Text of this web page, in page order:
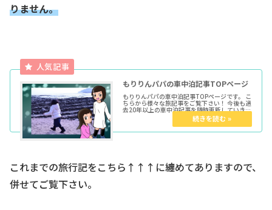
りません。
もりりんパパの車中泊記事TOPページ
もりりんパパの車中泊記事TOPページです。 こ
ちらから様々な旅記事をご覧下さい！ 今後も過
去20年以上の車中泊記事を随時更新していきま
す。 ★各種トップページはこちらからどうぞ育
児マンガTOP車中泊TOPきょうだい児TOPウー
これまでの旅行記をこちら↑↑↑に纏めてありますので、
併せてご覧下さい。